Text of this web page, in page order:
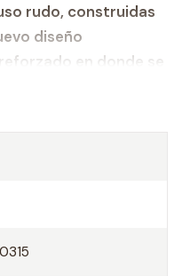
rudo, construidas
diseño
en donde se